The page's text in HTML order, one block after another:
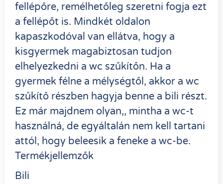
fellépőre, remélhetőleg szeretni fogja ezt
a fellépőt is. Mindkét oldalon
kapaszkodóval van ellátva, hogy a
kisgyermek magabiztosan tudjon
elhelyezkedni a wc szűkítőn. Ha a
gyermek félne a mélységtől, akkor a wc
szűkítő részben hagyja benne a bili részt.
Ez már majdnem olyan,, mintha a wc-t
használná, de egyáltalán nem kell tartani
attól, hogy beleesik a feneke a wc-be.
Termékjellemzők
Bili